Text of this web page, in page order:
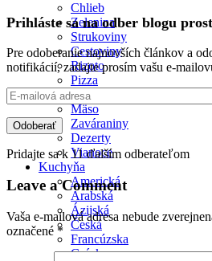
Chlieb
Zelenina
Strukoviny
Cestoviny
Rizoto
Pizza
Ryby
Mäso
Zaváraniny
Dezerty
Vianoce
Kuchyňa
Americká
Arabská
Ázijská
Česká
Francúzska
Grécka
Prihláste sa na odber blogu
Pre odoberanie najnovších článkov a
notifikácií, zadajte prosím vašu e-
E-
mailová
adresa
Odoberať
Pridajte sa k 11 ďalším odberateľom
Leave a Comment
Vaša e-mailová adresa nebude
označené *